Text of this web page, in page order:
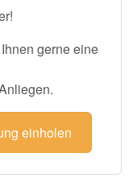
gerne eine
einholen